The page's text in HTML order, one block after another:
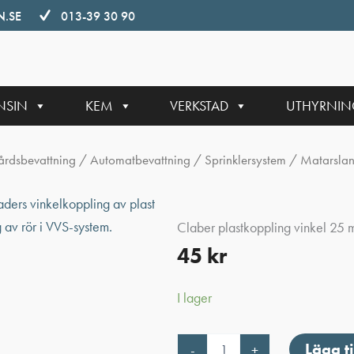
013-39 30 90
KEM VERKSTAD
/Automatbevattning / Sprinklersystem /
Claber plastkoppling vinkel 25
45 kr
I lager
- + Lägg